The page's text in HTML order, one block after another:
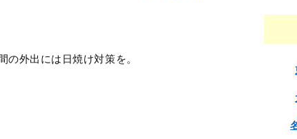
の外出には日焼け対策を。